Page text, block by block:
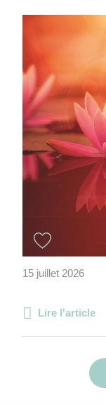
15 juillet 2026
Lire l'article